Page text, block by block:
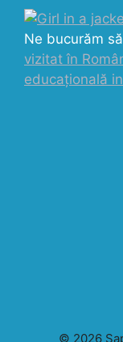
Ne bucurăm
vizitat în
educațională
© 2026